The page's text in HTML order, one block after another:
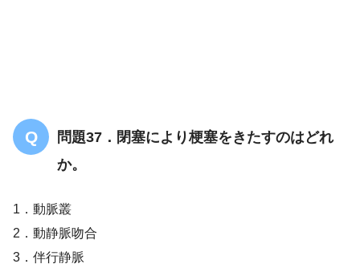
問題37．閉塞により梗塞をきたすのはどれ
か。
1．動脈叢
2．動静脈吻合
3．伴行静脈